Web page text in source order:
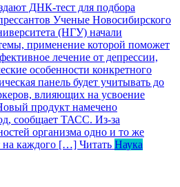
ДНК-тест для подбора
Ученые Новосибирского
(НГУ) начали
применение которой поможет
лечение от депрессии,
особенности конкретного
панель будет учитывать до
влияющих на усвоение
продукт намечено
сообщает ТАСС. Из-за
организма одно и то же
на каждого […] Читать Наука